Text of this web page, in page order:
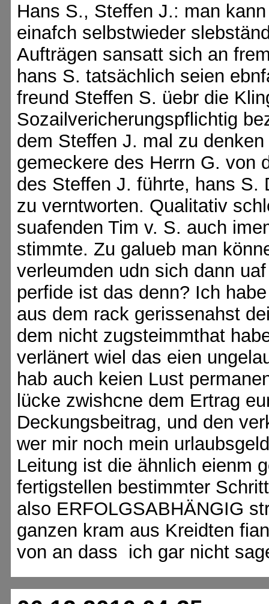
Hans S., Steffen J.: man
einafch selbstwieder
Aufträgen sansatt sich an
hans S. tatsächlich seien
freund Steffen S. üebr die
Sozailvericherungspflichtig
dem Steffen J. mal zu
gemeckere des Herrn G. von
des Steffen J. führte, hans S.
zu verntworten. Qualitativ
suafenden Tim v. S. auch
stimmte. Zu galueb man
verleumden udn sich dann
perfide ist das denn? Ich
aus dem rack gerissenahst
dem nicht zugsteimmthat
verlänert wiel das eien
hab auch keien Lust
lücke zwishcne dem Ertrag
Deckungsbeitrag, und den
wer mir noch mein
Leitung ist die ähnlich eienm
fertigstellen bestimmter
also ERFOLGSABHÄNGIG
ganzen kram aus Kreidten
von an dass ich gar nicht